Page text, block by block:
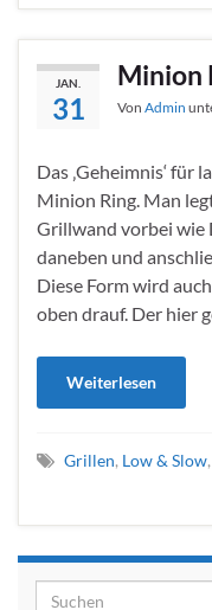
JAN.
31
Minion
Von Admin
Das ‚Geheimnis‘ für
Minion Ring. Man
Grillwand vorbei wie
daneben und
Diese Form wird
oben drauf. Der hier
Weiterlesen
Grillen, Low & Slow,
Search for: